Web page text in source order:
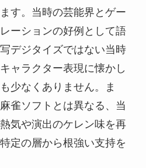
す。当時の芸能界とゲー
ーションの好例として語
デジタイズではない当時
ャラクター表現に懐かし
少なくありません。ま
雀ソフトとは異なる、当
気や演出のケレン味を再
定の層から根強い支持を